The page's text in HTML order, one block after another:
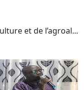
et de l’agroal...